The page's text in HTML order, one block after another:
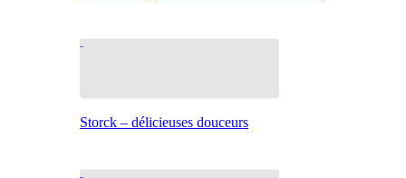
Storck – délicieuses douceurs